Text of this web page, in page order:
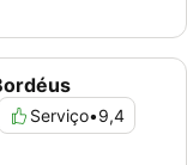
Serviço•9,4